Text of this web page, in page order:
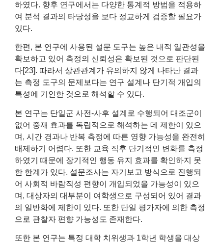
하였다. 향후 연구에서는 다양한 통계적 방법을 적용하
여 분석 결과의 타당성을 보다 정교하게 검증할 필요가
있다.
한편, 본 연구에 사용된 설문 도구는 높은 내적 일관성을
확보하고 있어 측정의 신뢰성은 확보된 것으로 판단된
다[23]. 따라서 상관관계가 유의하지 않게 나타난 결과
는 측정 도구의 문제보다는 연구 설계나 단기적 개입의
특성에 기인한 것으로 해석할 수 있다.
본 연구는 단일군 사전-사후 설계로 수행되어 대조군이
없어 중재 효과를 독립적으로 해석하는 데 제한이 있으
며, 시간 경과나 반복 측정에 따른 영향 가능성을 완전히
배제하기 어렵다. 또한 교육 직후 단기적인 변화를 측정
하였기 때문에 장기적인 행동 유지 효과를 확인하지 못
한 한계가 있다. 설문조사는 자기보고 방식으로 진행되
어 사회적 바람직성 편향이 개입되었을 가능성이 있으
며, 대상자의 대부분이 여학생으로 구성되어 있어 결과
의 일반화에 제한이 있다. 또한 단일 평가자에 의한 측정
으로 관찰자 편향 가능성도 존재한다.
또한 본 연구는 특정 대학 치위생과 1학년 학생을 대상